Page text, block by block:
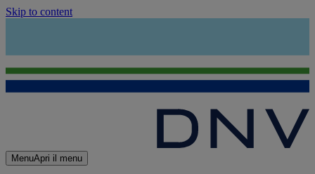
Skip to content
MenuApri il menu